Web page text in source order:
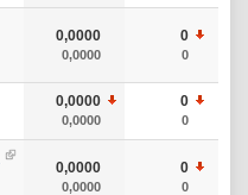
0,0000
0,0000
0
0
0,0000
0,0000
0
0
0,0000
0,0000
0
0